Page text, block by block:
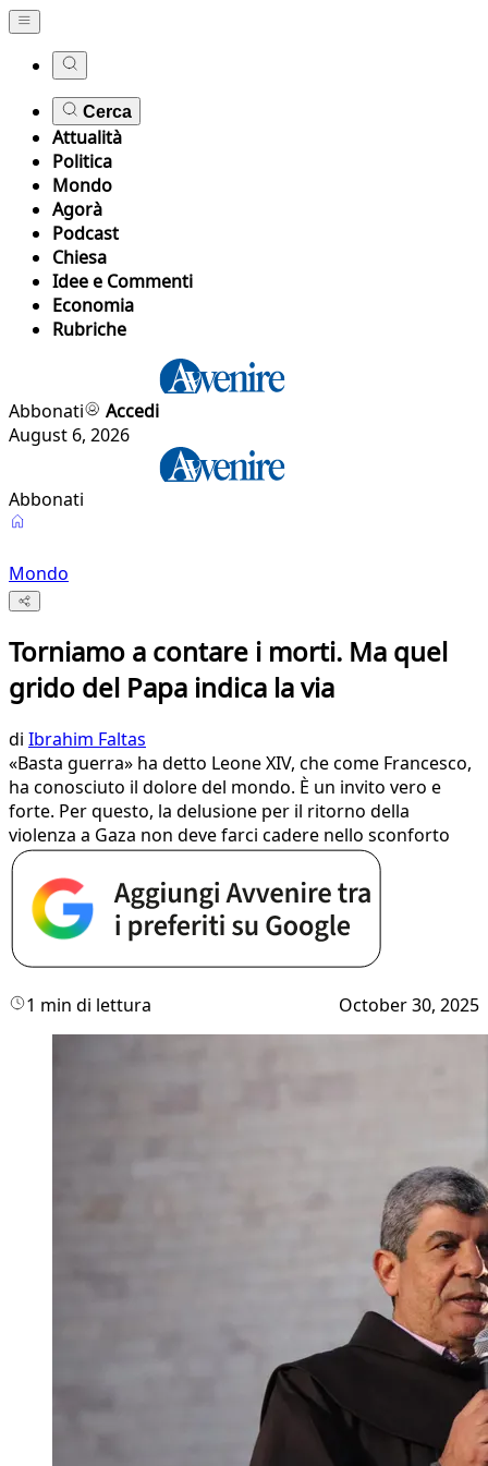
Cerca
Attualità
Politica
Mondo
Agorà
Podcast
Chiesa
Idee e Commenti
Economia
Rubriche
Abbonati
Accedi
August 6, 2026
Abbonati
Mondo
Torniamo a contare i morti. Ma quel
grido del Papa indica la via
di Ibrahim Faltas
«Basta guerra» ha detto Leone XIV, che come Francesco,
ha conosciuto il dolore del mondo. È un invito vero e
forte. Per questo, la delusione per il ritorno della
violenza a Gaza non deve farci cadere nello sconforto
1 min di lettura October 30, 2025